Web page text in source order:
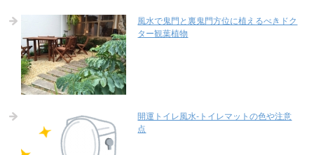
風水で鬼門と裏鬼門方位に植えるべきドク
ター観葉植物
開運トイレ風水-トイレマットの色や注意
点